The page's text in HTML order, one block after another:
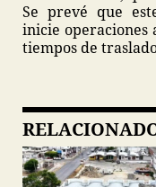
Se prevé que
inicie operaciones
tiempos de